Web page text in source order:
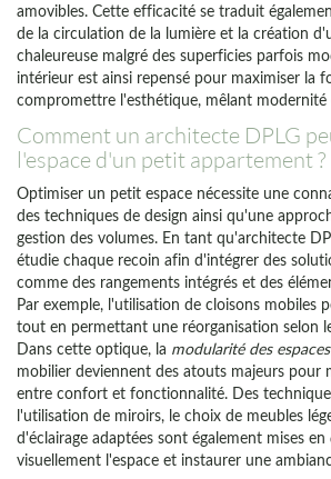
amovibles. Cette efficacité se traduit
de la circulation de la lumière et la création
chaleureuse malgré des superficies parfois
intérieur est ainsi repensé pour maximiser la
compromettre l'esthétique, mêlant
Comment un architecte DPLG
l'espace d'un petit appartement ?
Optimiser un petit espace nécessite une
des techniques de design ainsi qu'une
gestion des volumes. En tant qu'architecte
étudie chaque recoin afin d'intégrer des
comme des rangements intégrés et des
Par exemple, l'utilisation de cloisons mobiles
tout en permettant une réorganisation selon
Dans cette optique, la modularité des espaces
mobilier deviennent des atouts majeurs pour
entre confort et fonctionnalité. Des
l'utilisation de miroirs, le choix de meubles
d'éclairage adaptées sont également mises
visuellement l'espace et instaurer une